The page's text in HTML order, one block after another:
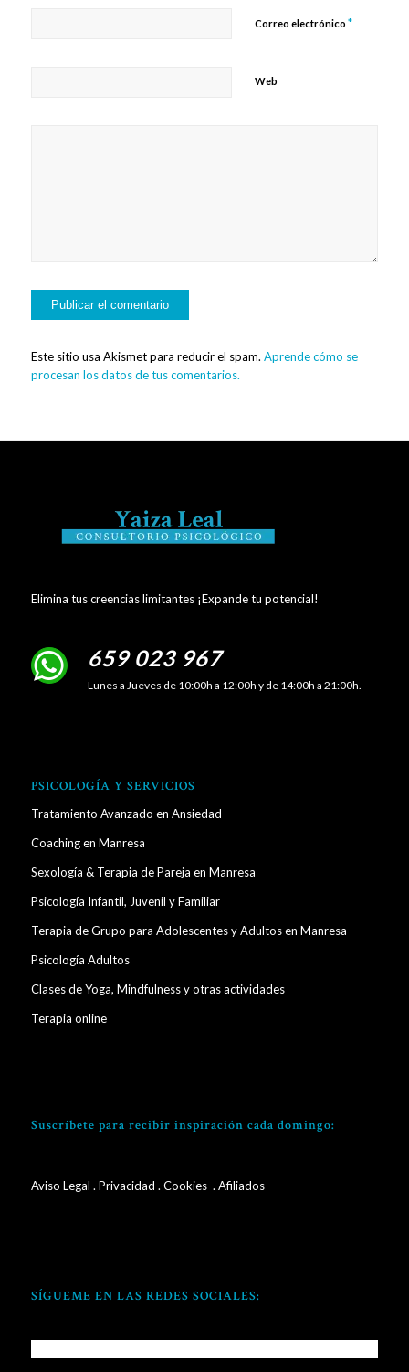
Correo electrónico *
Web
Este sitio usa Akismet para reducir el spam. Aprende cómo se
procesan los datos de tus comentarios.
Elimina tus creencias limitantes ¡Expande tu potencial!
659 023 967
Lunes a Jueves de 10:00h a 12:00h y de 14:00h a 21:00h.
PSICOLOGÍA Y SERVICIOS
Tratamiento Avanzado en Ansiedad
Coaching en Manresa
Sexología & Terapia de Pareja en Manresa
Psicología Infantil, Juvenil y Familiar
Terapia de Grupo para Adolescentes y Adultos en Manresa
Psicología Adultos
Clases de Yoga, Mindfulness y otras actividades
Terapia online
Suscríbete para recibir inspiración cada domingo:
Aviso Legal . Privacidad . Cookies. Afiliados
SÍGUEME EN LAS REDES SOCIALES: